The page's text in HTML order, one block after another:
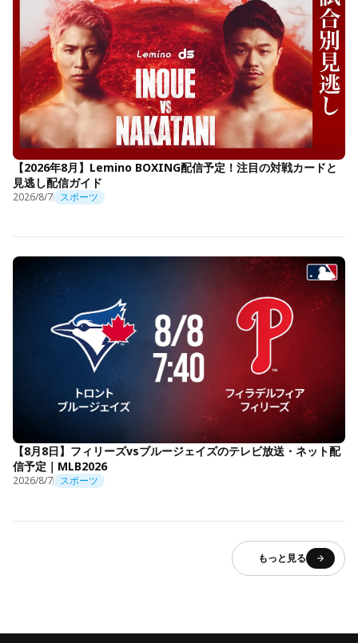
【2026年8月】Lemino BOXING配信予定！注目の対戦カードと
見逃し配信ガイド
2026/8/7 スポーツ
【8月8日】フィリーズvsブルージェイズのテレビ放送・ネット配
信予定｜MLB2026
2026/8/7 スポーツ
もっと見る